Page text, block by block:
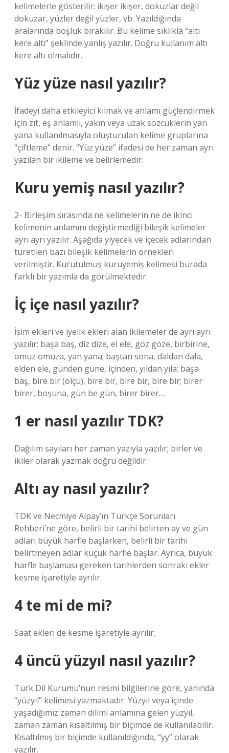
kelimelerle gösterilir: ikişer ikişer, dokuzlar değil
dokuzar, yüzler değil yüzler, vb. Yazıldığında
aralarında boşluk bırakılır. Bu kelime sıklıkla “altı
kere altı” şeklinde yanlış yazılır. Doğru kullanım altı
kere altı olmalıdır.
Yüz yüze nasıl yazılır?
İfadeyi daha etkileyici kılmak ve anlamı güçlendirmek
için zıt, eş anlamlı, yakın veya uzak sözcüklerin yan
yana kullanılmasıyla oluşturulan kelime gruplarına
“çiftleme” denir. “Yüz yüze” ifadesi de her zaman ayrı
yazılan bir ikileme ve belirlemedir.
Kuru yemiş nasıl yazılır?
2- Birleşim sırasında ne kelimelerin ne de ikinci
kelimenin anlamını değiştirmediği bileşik kelimeler
ayrı ayrı yazılır. Aşağıda yiyecek ve içecek adlarından
türetilen bazı bileşik kelimelerin örnekleri
verilmiştir. Kurutulmuş kuruyemiş kelimesi burada
farklı bir yazımla da görülmektedir.
İç içe nasıl yazılır?
İsim ekleri ve iyelik ekleri alan ikilemeler de ayrı ayrı
yazılır: başa baş, diz dize, el ele, göz göze, birbirine,
omuz omuza, yan yana; baştan sona, daldan dala,
elden ele, günden güne, içinden, yıldan yıla; başa
baş, bire bir (ölçü), bire bir, bire bir, bire bir; birer
birer, boşuna, gün be gün, birer birer…
1 er nasıl yazılır TDK?
Dağılım sayıları her zaman yazıyla yazılır; birler ve
ikiler olarak yazmak doğru değildir.
Altı ay nasıl yazılır?
TDK ve Necmiye Alpay’ın Türkçe Sorunları
Rehberi’ne göre, belirli bir tarihi belirten ay ve gün
adları büyük harfle başlarken, belirli bir tarihi
belirtmeyen adlar küçük harfle başlar. Ayrıca, büyük
harfle başlaması gereken tarihlerden sonraki ekler
kesme işaretiyle ayrılır.
4 te mi de mi?
Saat ekleri de kesme işaretiyle ayrılır.
4 üncü yüzyıl nasıl yazılır?
Türk Dil Kurumu’nun resmi bilgilerine göre, yanında
“yüzyıl” kelimesi yazmaktadır. Yüzyıl veya içinde
yaşadığımız zaman dilimi anlamına gelen yüzyıl,
zaman zaman kısaltılmış bir biçimde de kullanılabilir.
Kısaltılmış bir biçimde kullanıldığında, “yy” olarak
yazılır.